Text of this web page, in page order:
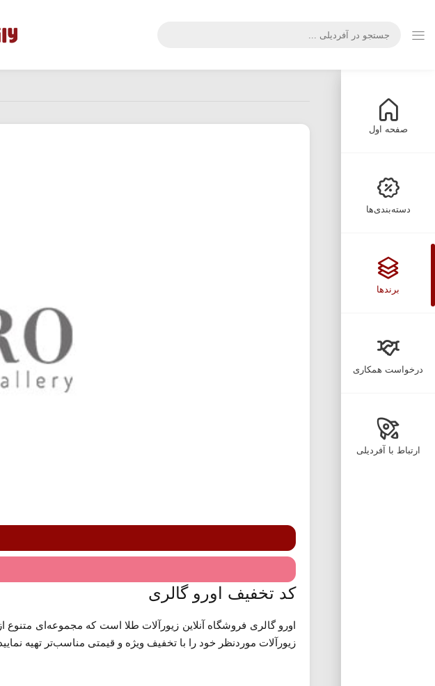
صفحه اول
دسته‌بندی‌ها
برندها
درخواست همکاری
ارتباط با آفردیلی
کد تخفیف اورو گالری
اورو گالری فروشگاه آنلاین زیورآلات طلا است که مجموعه‌ای
زیورآلات موردنظر خود را با تخفیف ویژه و قیمتی مناسب‌تر تهیه